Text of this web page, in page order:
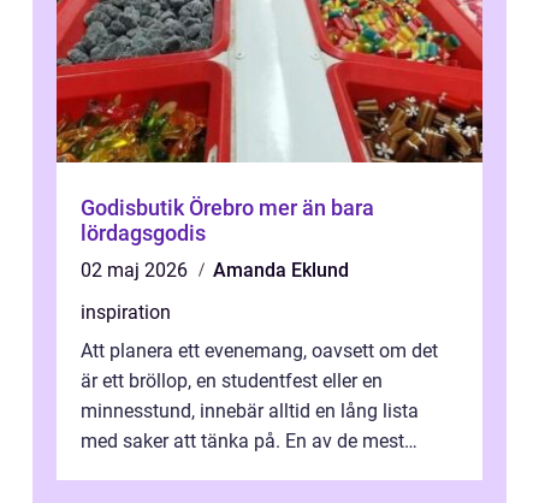
Godisbutik Örebro mer än bara
lördagsgodis
02 maj 2026
Amanda Eklund
inspiration
Att planera ett evenemang, oavsett om det
är ett bröllop, en studentfest eller en
minnesstund, innebär alltid en lång lista
med saker att tänka på. En av de mest